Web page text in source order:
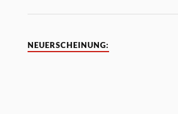
NEUERSCHEINUNG: